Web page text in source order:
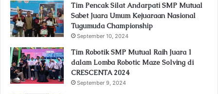
Tim Pencak Silat Andarpati SMP Mutual
Sabet Juara Umum Kejuaraan Nasional
Tugumuda Championship
September 10, 2024
Tim Robotik SMP Mutual Raih Juara 1
dalam Lomba Robotic Maze Solving di
CRESCENTA 2024
September 9, 2024